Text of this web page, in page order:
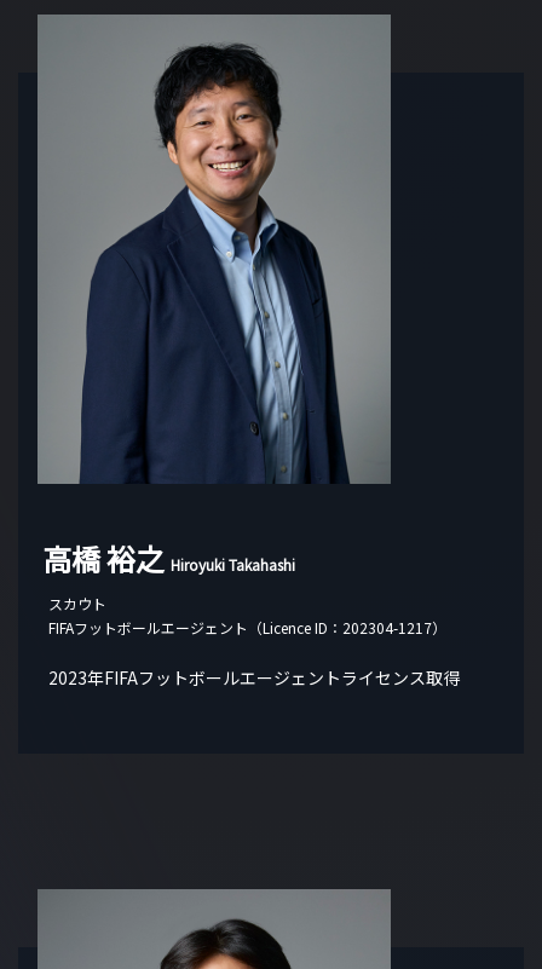
高橋 裕之 Hiroyuki Takahashi
スカウト
FIFAフットボールエージェント（Licence ID：202304-1217）
2023年FIFAフットボールエージェントライセンス取得